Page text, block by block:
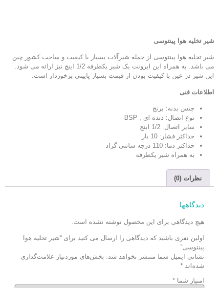
شیر تخلیه هوا پینتوسی
شیر تخلیه هوا پینتوسی از جمله شیرآلات بسیار با کیفیت و ساخت کشور چین
می باشد. به همراه این ایرونت یک شیر یکطرفه 1/2 اینچ نیز ارائه می شود.
این شیر در عین با کیفیت بودن از قیمت بسیار پایینی برخوردار است.
اطلاعات فنی
جنس بدنه: برنج
نوع اتصال: دنده ای , BSP
سایز اتصال: 1/2 اینچ
حداکثر فشار: 10 بار
حداکثر دما: 110 درجه سانتی گراد
به همراه شیر یکطرفه
نظرات (0)
دیدگاهها
هیچ دیدگاهی برای این محصول نوشته نشده است.
اولین نفری باشید که دیدگاهی را ارسال می کنید برای “شیر تخلیه هوا
پینتوسی”
نشانی ایمیل شما منتشر نخواهد شد. بخش‌های موردنیاز علامت‌گذاری
شده‌اند *
امتیاز شما *